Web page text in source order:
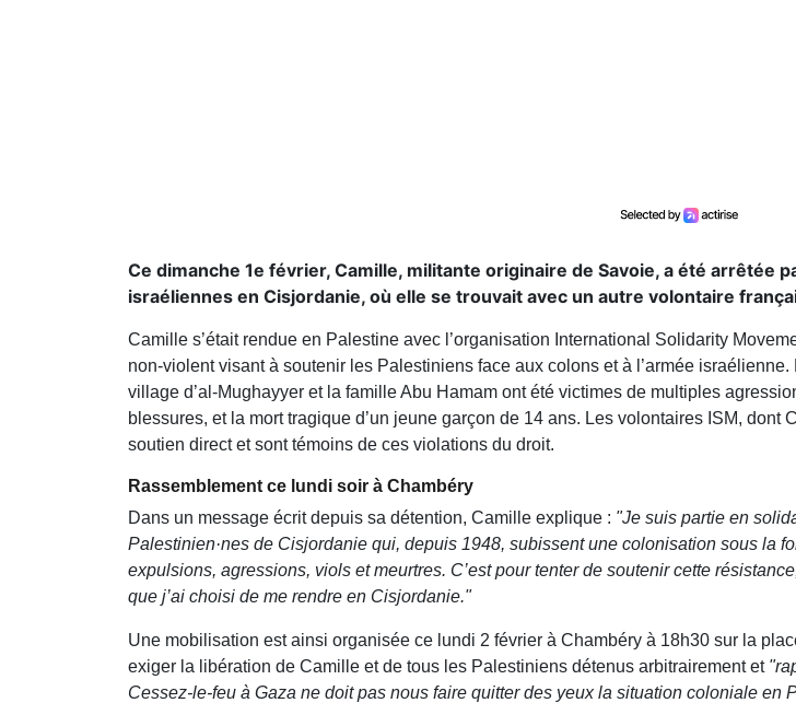
Ce dimanche 1e février, Camille, militante originaire de Savoie, a été arrêtée
israéliennes en Cisjordanie, où elle se trouvait avec un autre volontaire
Camille s’était rendue en Palestine avec l’organisation International Solidarity
non-violent visant à soutenir les Palestiniens face aux colons et à l’armée
village d’al-Mughayyer et la famille Abu Hamam ont été victimes de multiples
blessures, et la mort tragique d’un jeune garçon de 14 ans. Les volontaires ISM, dont
soutien direct et sont témoins de ces violations du droit.
Rassemblement ce lundi soir à Chambéry
Dans un message écrit depuis sa détention, Camille explique : "Je suis partie en
Palestinien·nes de Cisjordanie qui, depuis 1948, subissent une colonisation sous la
expulsions, agressions, viols et meurtres. C’est pour tenter de soutenir cette
que j’ai choisi de me rendre en Cisjordanie."
Une mobilisation est ainsi organisée ce lundi 2 février à Chambéry à 18h30 sur la
exiger la libération de Camille et de tous les Palestiniens détenus arbitrairement et
Cessez-le-feu à Gaza ne doit pas nous faire quitter des yeux la situation coloniale en